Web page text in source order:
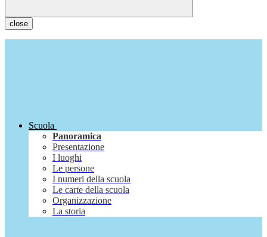
close
Scuola
Panoramica
Presentazione
I luoghi
Le persone
I numeri della scuola
Le carte della scuola
Organizzazione
La storia